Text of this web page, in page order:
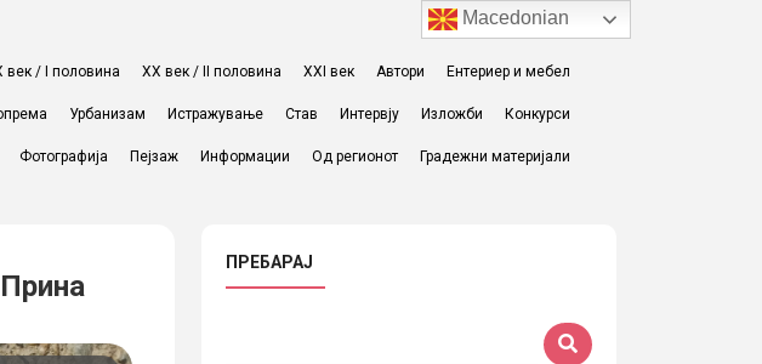
век / I половина ХХ век / II половина XXI век Автори Ентериер и мебел
Урбанизам Истражување Став Интервју Изложби Конкурси
Фотографија Пејзаж Информации Од регионот Градежни материјали
ПРЕБАРАЈ
Macedonian